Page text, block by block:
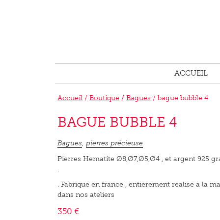
ACCUEIL
Accueil / Boutique / Bagues / bague bubble 4
BAGUE BUBBLE 4
Bagues, pierres précieuse
Pierres Hematite Ø8,Ø7,Ø5,Ø4 , et argent 925
.
. Fabriqué en france , entièrement réalisé à la
dans nos ateliers
350 €